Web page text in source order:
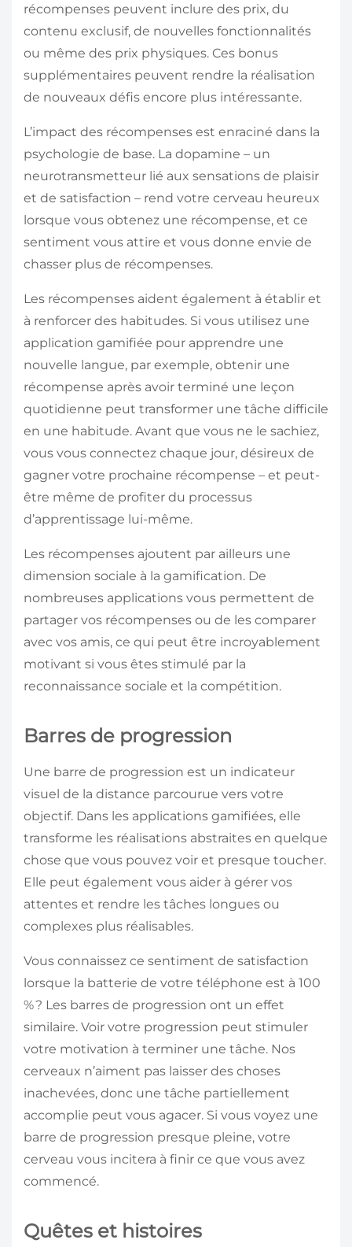
récompenses peuvent inclure des prix, du
contenu exclusif, de nouvelles fonctionnalités
ou même des prix physiques. Ces bonus
supplémentaires peuvent rendre la réalisation
de nouveaux défis encore plus intéressante.
L’impact des récompenses est enraciné dans la
psychologie de base. La dopamine – un
neurotransmetteur lié aux sensations de plaisir
et de satisfaction – rend votre cerveau heureux
lorsque vous obtenez une récompense, et ce
sentiment vous attire et vous donne envie de
chasser plus de récompenses.
Les récompenses aident également à établir et
à renforcer des habitudes. Si vous utilisez une
application gamifiée pour apprendre une
nouvelle langue, par exemple, obtenir une
récompense après avoir terminé une leçon
quotidienne peut transformer une tâche difficile
en une habitude. Avant que vous ne le sachiez,
vous vous connectez chaque jour, désireux de
gagner votre prochaine récompense – et peut-
être même de profiter du processus
d’apprentissage lui-même.
Les récompenses ajoutent par ailleurs une
dimension sociale à la gamification. De
nombreuses applications vous permettent de
partager vos récompenses ou de les comparer
avec vos amis, ce qui peut être incroyablement
motivant si vous êtes stimulé par la
reconnaissance sociale et la compétition.
Barres de progression
Une barre de progression est un indicateur
visuel de la distance parcourue vers votre
objectif. Dans les applications gamifiées, elle
transforme les réalisations abstraites en quelque
chose que vous pouvez voir et presque toucher.
Elle peut également vous aider à gérer vos
attentes et rendre les tâches longues ou
complexes plus réalisables.
Vous connaissez ce sentiment de satisfaction
lorsque la batterie de votre téléphone est à 100
% ? Les barres de progression ont un effet
similaire. Voir votre progression peut stimuler
votre motivation à terminer une tâche. Nos
cerveaux n’aiment pas laisser des choses
inachevées, donc une tâche partiellement
accomplie peut vous agacer. Si vous voyez une
barre de progression presque pleine, votre
cerveau vous incitera à finir ce que vous avez
commencé.
Quêtes et histoires